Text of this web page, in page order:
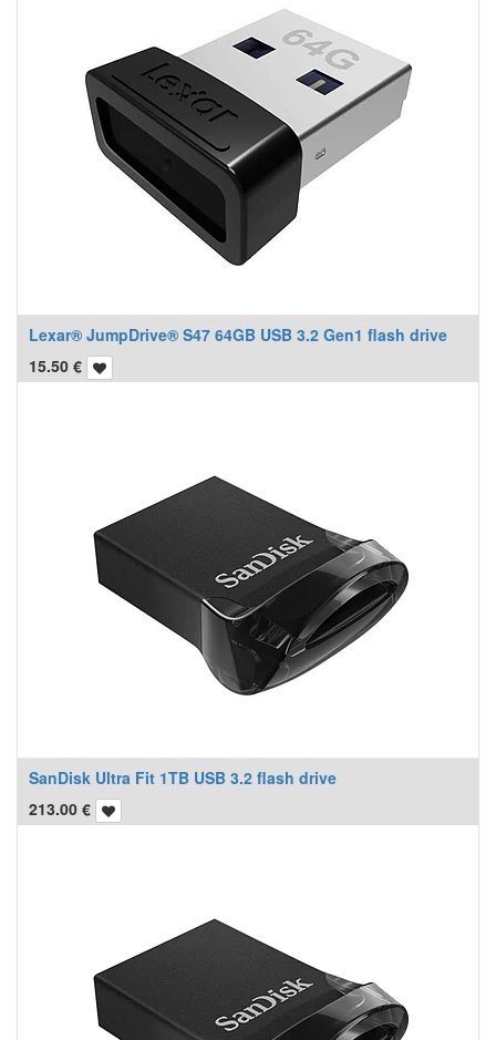
Lexar® JumpDrive® S47 64GB USB 3.2 Gen1 flash drive
15.50 €
SanDisk Ultra Fit 1TB USB 3.2 flash drive
213.00 €